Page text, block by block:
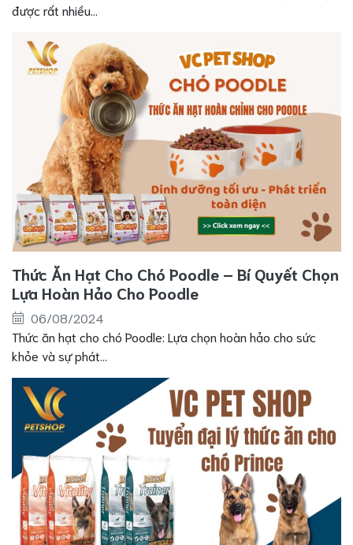
được rất nhiều...
Thức Ăn Hạt Cho Chó Poodle – Bí Quyết Chọn
Lựa Hoàn Hảo Cho Poodle
06/08/2024
Thức ăn hạt cho chó Poodle: Lựa chọn hoàn hảo cho sức
khỏe và sự phát...